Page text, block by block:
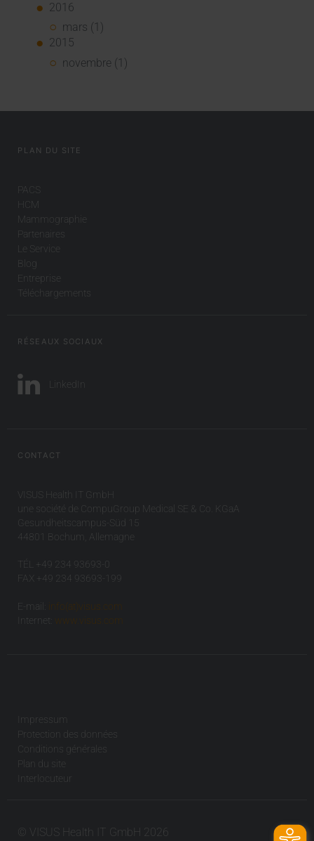
2016
mars (1)
2015
novembre (1)
PLAN DU SITE
PACS
HCM
Mammographie
Partenaires
Le Service
Blog
Entreprise
Téléchargements
RÉSEAUX SOCIAUX
LinkedIn
CONTACT
VISUS Health IT GmbH
une société de CompuGroup Medical SE & Co. KGaA
Gesundheitscampus-Süd 15
44801 Bochum, Allemagne
TÉL +49 234 93693-0
FAX +49 234 93693-199
E-mail:
info(at)visus.com
Internet:
www.visus.com
Impressum
Protection des données
Conditions générales
Plan du site
Interlocuteur
© VISUS Health IT GmbH 2026